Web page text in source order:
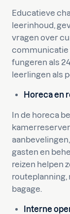
Educatieve
leerinhoud,
vragen over
communicatie
fungeren als
leerlingen als
Horeca en
In de horeca
gasten en
reizen helpen
routeplanning,
bagage.
Interne